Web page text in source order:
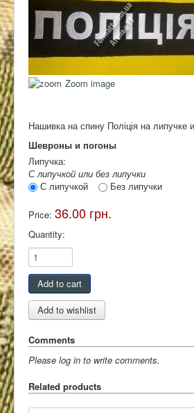
Атрибутика
Головные уборы
Образцы тканей
КабинетZoom image
Нашивка на спину Поліція на липучке
Шевроны и погоны
Липучка:
С липучкой или без липучки
С липучкой
Без липучки
Price: 36.00 грн.
Quantity:
Comments
Please log in to write comments.
Related products